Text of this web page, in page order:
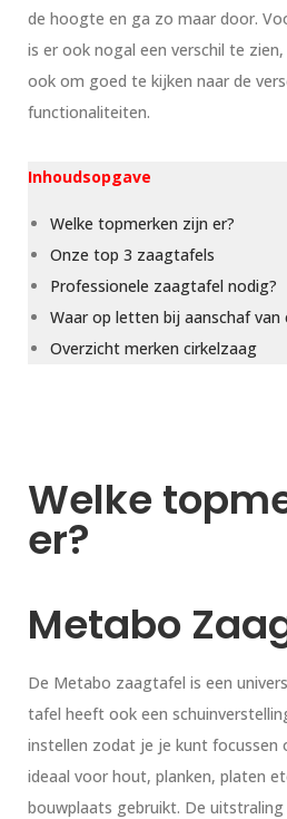
de hoogte en ga zo maar door.
is er ook nogal een verschil te
ook om goed te kijken naar de
functionaliteiten.
Inhoudsopgave
Welke topmerken zijn er?
Onze top 3 zaagtafels
Professionele zaagtafel nodig?
Waar op letten bij aanschaf van
Overzicht merken cirkelzaag
Welke
er?
Metabo
De Metabo zaagtafel is een
tafel heeft ook een
instellen zodat je je kunt focussen
ideaal voor hout, planken, platen
bouwplaats gebruikt. De